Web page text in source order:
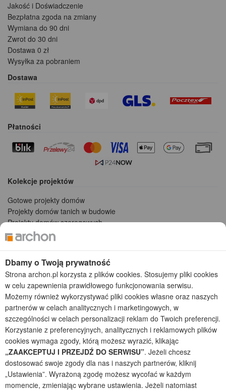
Jakość i Doświadczenie
Bezpłatna zgoda na zmiany
Wymiana do 90 dni
Zwrot do 30 dni
Dostawa 0 zł
Wysyłka za pobraniem
Dostawa
Płatności
Kolekcje projektów
Gotowe projekty domów
Projekty domów tanich w budowie
Projekty domów szeregowych
Projekty małych domów (do 150 m2)
Projekty domów wielorodzinnych
Projekty domów nowoczesnych
Projekty domów parterowych
2026 © ARCHON+ Biuro Projektów - Tradycyjne i nowoczesne gotowe
projekty domów - autorska pracownia architektoniczna założona w 1990r.
przez arch. Barbarę Mendel
Z uwagi na ciągłe doskonalenie procesu powstawania projektów (zgodnie z
normą ISO 9001), prezentowane na stronie projekty domów mogą
nieznacznie różnić się od dokumentacji technicznej.
Informujemy, iż w celu optymalizacji treści dostępnych w naszym sklepie,
dostosowania ich do Państwa indywidualnych potrzeb korzystamy z
informacji zapisanych za pomocą plików cookies na urządzeniach
Dbamy o Twoją prywatność
Strona archon.pl korzysta z plików cookies. Stosujemy pliki cookies
w celu zapewnienia prawidłowego funkcjonowania serwisu.
Możemy również wykorzystywać pliki cookies własne oraz naszych
partnerów w celach analitycznych i marketingowych, w
szczególności w celach personalizacji reklam do Twoich preferencji.
Korzystanie z preferencyjnych, analitycznych i reklamowych plików
cookies wymaga zgody, którą możesz wyrazić, klikając
„ZAAKCEPTUJ I PRZEJDŹ DO SERWISU”. Jeżeli chcesz
dostosować swoje zgody dla nas i naszych partnerów, kliknij
„Ustawienia”. Wyrażoną zgodę możesz wycofać w każdym
momencie, zmieniając wybrane ustawienia. Jeżeli natomiast